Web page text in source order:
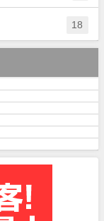
18